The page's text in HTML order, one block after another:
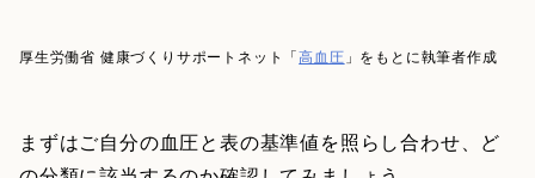
厚生労働省 健康づくりサポートネット「高血圧 」をもとに執筆者作成
まずはご自分の血圧と表の基準値を照らし合わせ、ど